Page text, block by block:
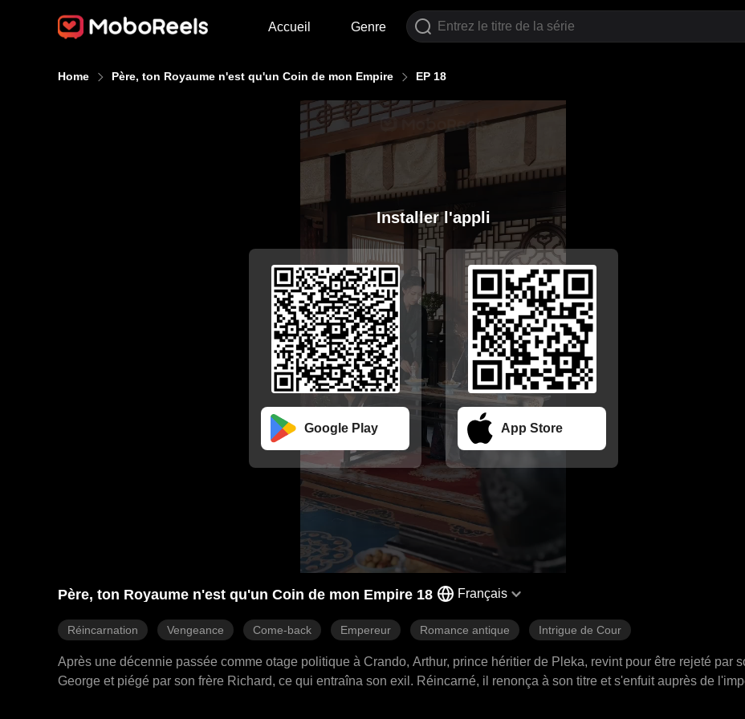
Accueil Genre
Home Père, ton Royaume n'est qu'un Coin de mon Empire EP 18
Installer l'appli
Google Play App Store
Père, ton Royaume n'est qu'un Coin de mon Empire 18 Français
Réincarnation Vengeance Come-back Empereur Romance antique Intrigue de Cour
Après une décennie passée comme otage politique à Crando, Arthur, prince héritier de Pleka, revint pour être rejeté par
George et piégé par son frère Richard, ce qui entraîna son exil. Réincarné, il renonça à son titre et s'enfuit auprès de